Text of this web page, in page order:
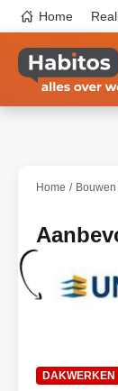
naar
inhoud
gaan
Top
navigation
Home
Home
DAKWERKEN